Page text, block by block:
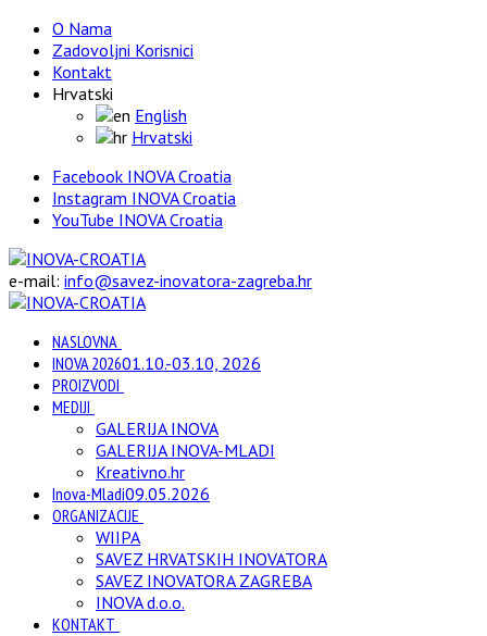
O Nama
Zadovoljni Korisnici
Kontakt
Hrvatski
English
Hrvatski
Facebook INOVA Croatia
Instagram INOVA Croatia
YouTube INOVA Croatia
e-mail: info@savez-inovatora-zagreba.hr
NASLOVNA
INOVA 202601.10.-03.10, 2026
PROIZVODI
MEDIJI
GALERIJA INOVA
GALERIJA INOVA-MLADI
Kreativno.hr
Inova-Mladi09.05.2026
ORGANIZACIJE
WIIPA
SAVEZ HRVATSKIH INOVATORA
SAVEZ INOVATORA ZAGREBA
INOVA d.o.o.
KONTAKT